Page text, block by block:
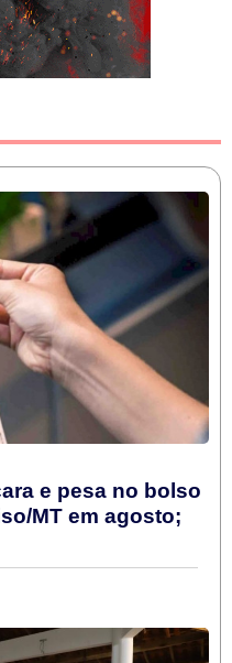
e pesa no bolso
MT em agosto;